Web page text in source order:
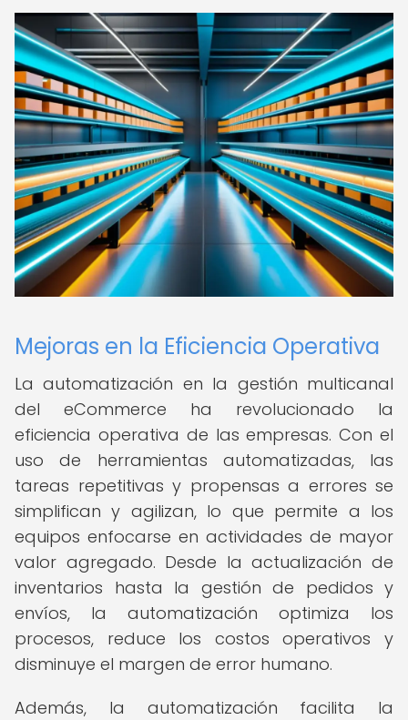
Mejoras en la Eficiencia Operativa
La automatización en la gestión multicanal
del eCommerce ha revolucionado la
eficiencia operativa de las empresas. Con el
uso de herramientas automatizadas, las
tareas repetitivas y propensas a errores se
simplifican y agilizan, lo que permite a los
equipos enfocarse en actividades de mayor
valor agregado. Desde la actualización de
inventarios hasta la gestión de pedidos y
envíos, la automatización optimiza los
procesos, reduce los costos operativos y
disminuye el margen de error humano.
Además, la automatización facilita la